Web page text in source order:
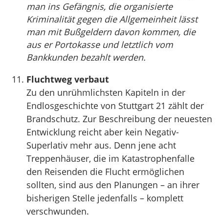
man ins Gefängnis, die organisierte
Kriminalität gegen die Allgemeinheit lässt
man mit Bußgeldern davon kommen, die
aus er Portokasse und letztlich vom
Bankkunden bezahlt werden.
Fluchtweg verbaut
Zu den unrühmlichsten Kapiteln in der
Endlosgeschichte von Stuttgart 21 zählt der
Brandschutz. Zur Beschreibung der neuesten
Entwicklung reicht aber kein Negativ-
Superlativ mehr aus. Denn jene acht
Treppenhäuser, die im Katastrophenfalle
den Reisenden die Flucht ermöglichen
sollten, sind aus den Planungen – an ihrer
bisherigen Stelle jedenfalls – komplett
verschwunden.